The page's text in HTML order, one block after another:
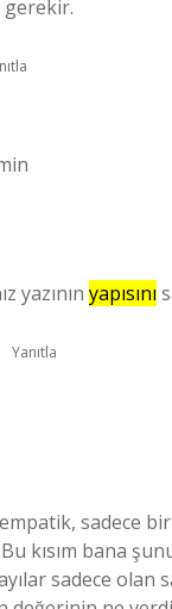
yazının yapısını
Yanıtla
sadece
kısım bana
sadece olan